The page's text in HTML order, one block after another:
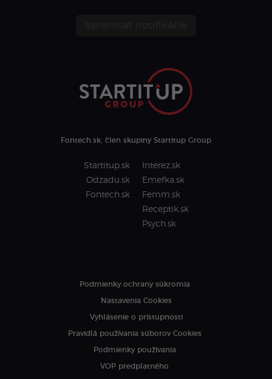
Fontech.sk, člen skupiny Startitup Group
Startitup.sk
Odzadu.sk
Fontech.sk
Interez.sk
Emefka.sk
Femm.sk
Receptik.sk
Psych.sk
Podmienky ochrany súkromia
Nastavenia Cookies
Vyhlásenie o prístupnosti
Pravidlá používania súborov Cookies
Podmienky používania
VOP predplatného